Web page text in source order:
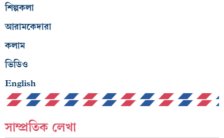
শিল্পকলা
আরামকেদারা
কলাম
ভিডিও
English
সাম্প্রতিক লেখা